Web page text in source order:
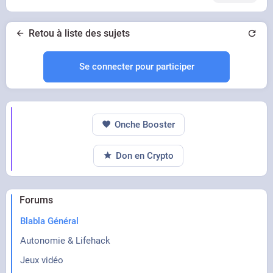
Retou à liste des sujets
Se connecter pour participer
Forums
Blabla Général
Autonomie & Lifehack
Jeux vidéo
Onche Booster
Don en Crypto